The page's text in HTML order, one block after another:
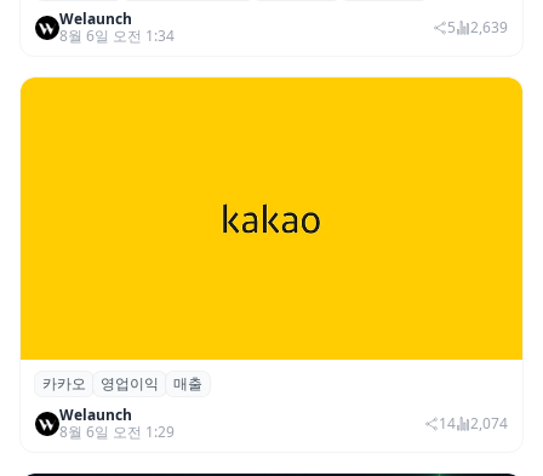
절세 전략 AI 에이전트 개발 본격화
Welaunch
8월 6일 오전 1:34
5 2,639
카카오, 2026년 2분기 매출 2조985억·영업
이익 2770억…역대 분기 최대
카카오 영업이익
매출
Welaunch
8월 6일 오전 1:29
14 2,074